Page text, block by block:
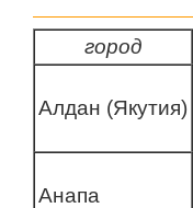
город
Алдан (Якутия)
Анапа